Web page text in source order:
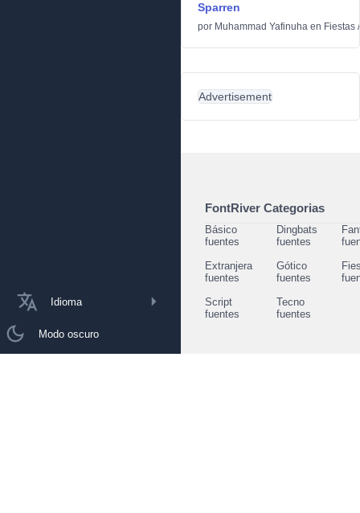
Idioma
Modo oscuro
Sparren
por Muhammad Yafinuha en Fiestas
Advertisement
FontRiver Categorias
Básico
fuentes
Dingbats
fuentes
Extranjera
fuentes
Gótico
fuentes
Script
fuentes
Tecno
fuentes